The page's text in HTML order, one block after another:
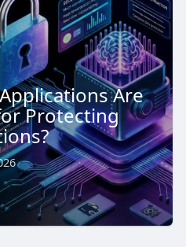
Are
Protecting